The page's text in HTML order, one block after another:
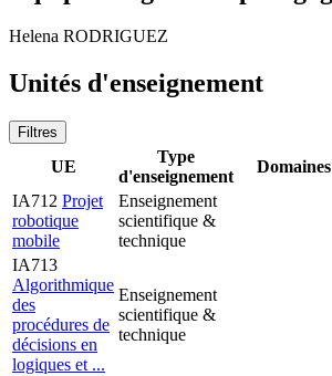
Helena RODRIGUEZ
Unités d'enseignement
Filtres
UE
Type
d'enseignement
Domaines
IA712 Projet
robotique
mobile
Enseignement
scientifique &
technique
IA713
Algorithmique
des
procédures de
décisions en
logiques et ...
Enseignement
scientifique &
technique